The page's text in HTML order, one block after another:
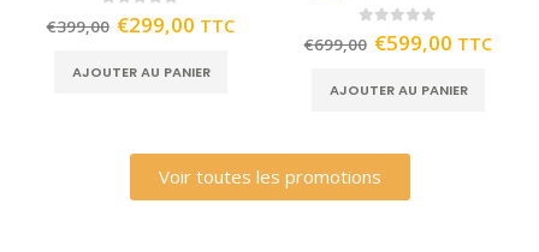
out of 5
€399,00 €299,00 TTC
AJOUTER AU PANIER
out of 5
€699,00 €599,00 TTC
AJOUTER AU PANIER
Voir toutes les promotions